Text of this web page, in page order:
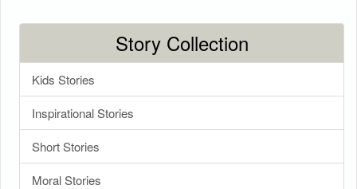
Story Collection
Kids Stories
Inspirational Stories
Short Stories
Moral Stories